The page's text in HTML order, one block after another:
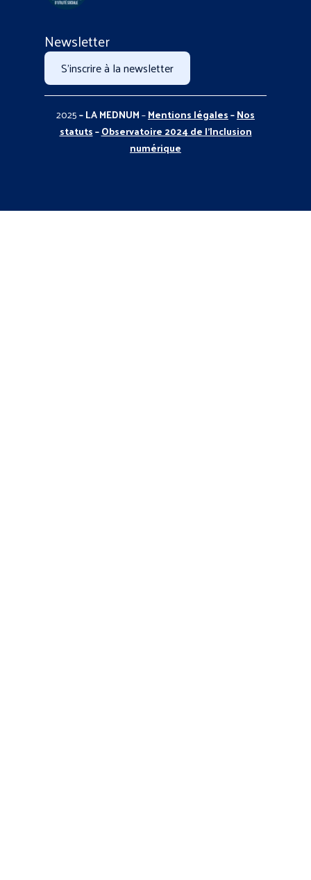
Newsletter
S'inscrire à la newsletter
2025– LA MEDNUM–Mentions légales–Nos
statuts–Observatoire 2024 de l’Inclusion
numérique